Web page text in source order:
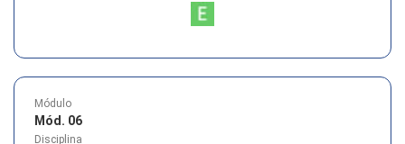
Módulo
Mód. 06
Disciplina